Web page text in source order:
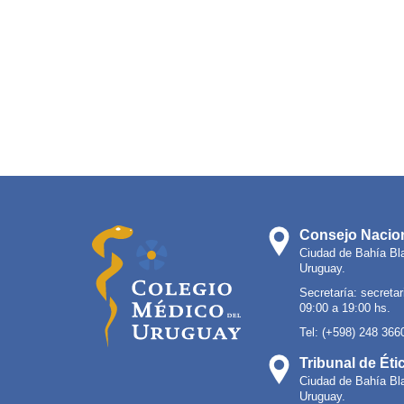
Consejo
Ciudad de Bahía
Uruguay.
Secretaría:
09:00 a 19:00 hs.
Tel: (+598) 248
Tribunal de
Ciudad de Bahía
Uruguay.